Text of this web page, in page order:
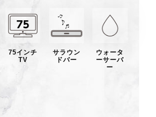
75インチ
TV
サラウン
ドバー
ウォータ
ーサーバ
ー